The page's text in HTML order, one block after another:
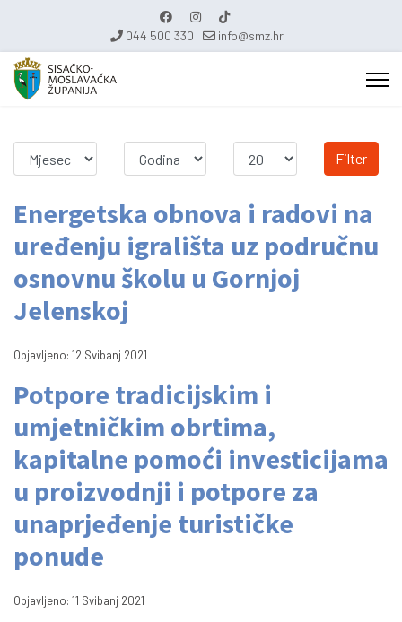
044 500 330 info@smz.hr
Filter
Energetska obnova i radovi na
uređenju igrališta uz područnu
osnovnu školu u Gornjoj
Jelenskoj
Objavljeno: 12 Svibanj 2021
Potpore tradicijskim i
umjetničkim obrtima,
kapitalne pomoći investicijama
u proizvodnji i potpore za
unaprjeđenje turističke
ponude
Objavljeno: 11 Svibanj 2021